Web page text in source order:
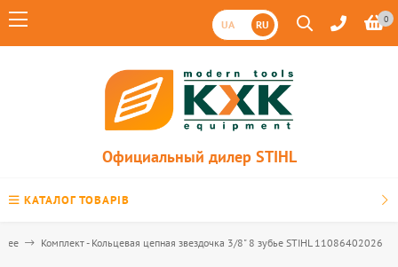
UA RU 0
Официальный дилер STIHL
КАТАЛОГ ТОВАРІВ
Комплект - Кольцевая цепная звездочка 3/8" 8 зубье STIHL 11086402026